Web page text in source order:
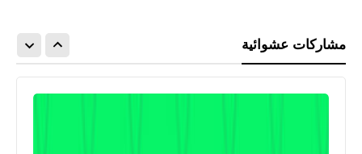
مشاركات عشوائية